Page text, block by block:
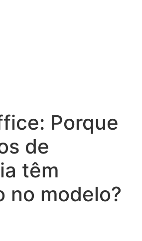
Porque
de
têm
no modelo?